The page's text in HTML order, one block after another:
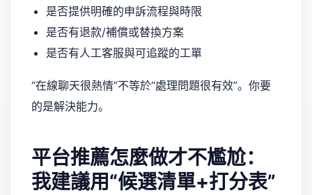
是否提供明確的申訴流程與時限
是否有退款/補償或替換方案
是否有人工客服與可追蹤的工單
“在線聊天很熱情”不等於“處理問題很有效”。你要
的是解決能力。
平台推薦怎麼做才不尷尬：
我建議用“候選清單+打分表”